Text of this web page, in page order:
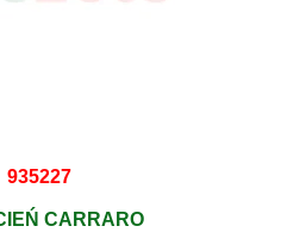
935227
CARRARO